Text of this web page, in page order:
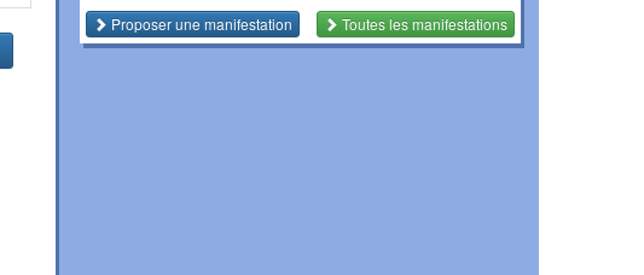
Proposer une manifestation Toutes les manifestations